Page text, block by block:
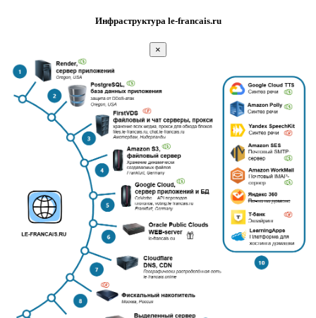
Инфраструктура le-francais.ru
×